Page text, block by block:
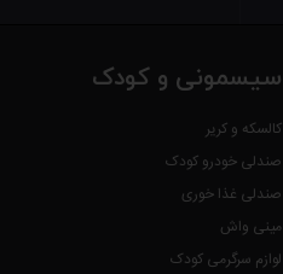
سیسمونی و کودک
کالسکه و کریر
صندلی خودرو کودک
صندلی غذا خوری
مینی واش
لوازم سرگرمی کودک